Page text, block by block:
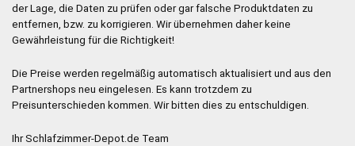
der Lage, die Daten zu prüfen oder gar falsche Produktdaten zu
entfernen, bzw. zu korrigieren. Wir übernehmen daher keine
Gewährleistung für die Richtigkeit!
Die Preise werden regelmäßig automatisch aktualisiert und aus den
Partnershops neu eingelesen. Es kann trotzdem zu
Preisunterschieden kommen. Wir bitten dies zu entschuldigen.
Ihr Schlafzimmer-Depot.de Team